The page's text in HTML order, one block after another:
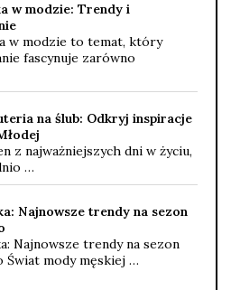
w modzie: Trendy i
w modzie to temat, który
fascynuje zarówno
na ślub: Odkryj inspiracje
z najważniejszych dni w życiu,
…
Najnowsze trendy na sezon
Najnowsze trendy na sezon
Świat mody męskiej …